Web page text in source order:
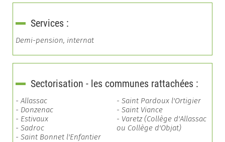
Services :
Demi-pension, internat
Sectorisation - les communes rattachées :
- Allassac
- Donzenac
- Estivaux
- Sadroc
- Saint Bonnet l'Enfantier
- Saint Pardoux l'Ortigier
- Saint Viance
- Varetz (Collège d'Allassac
ou Collège d'Objat)